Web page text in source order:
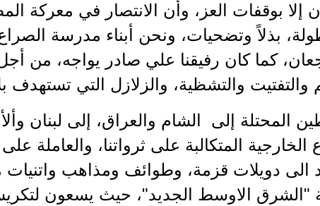
إلا بوقفات العز، وأن الانتصار في معركة
بذلاً وتضحيات، ونحن أبناء مدرسة
كما كان رفيقنا علي صادر يواجه، من
والتشظية، والزلازل التي تستهدف
إلى الشام والعراق، إلى لبنان
الخارجية المتكالبة على ثرواتنا، والعاملة
دويلات قزمة، وطوائف ومذاهب واتنيات
"الشرق الاوسط الجديد"، حيث يسعون